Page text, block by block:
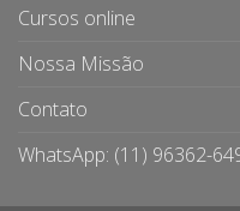
Cursos online
Nossa Missão
Contato
WhatsApp: (11) 96362-